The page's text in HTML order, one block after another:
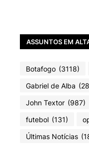
ASSUNTOS EM
Botafogo (3118)
Gabriel de Alba
John Textor (987)
futebol (131)
Últimas Notícias